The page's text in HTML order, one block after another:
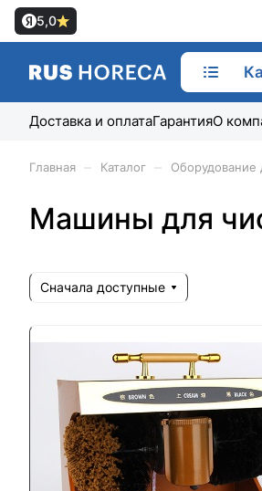
5,0
Доставка и оплатаГарантияО
Главная Каталог Оборудование
Машины для
Сначала доступные